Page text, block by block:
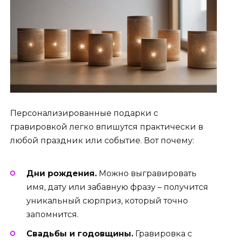
Персонализированные подарки с
гравировкой легко впишутся практически в
любой праздник или событие. Вот почему:
Дни рождения. Можно выгравировать
имя, дату или забавную фразу – получится
уникальный сюрприз, который точно
запомнится.
Свадьбы и годовщины. Гравировка с